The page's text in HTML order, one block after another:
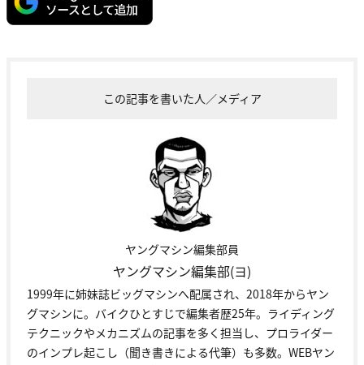
この記事を書いた人／メディア
ヤングマシン編集部員
ヤングマシン編集部(ヨ)
1999年に姉妹誌ビッグマシンへ配属され、2018年からヤン
グマシンに。バイクひとすじで編集者歴25年。ライディング
テクニックやメカニズムの記事を多く担当し、プロライダー
のインプレ起こし（聞き書きによる代筆）も多数。WEBヤン